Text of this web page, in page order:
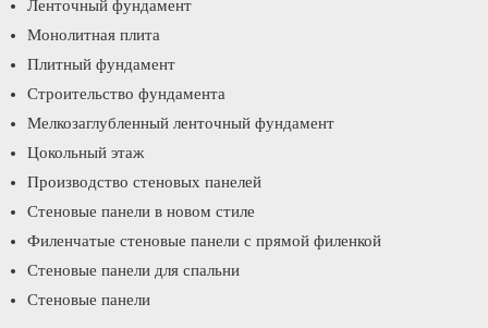
Ленточный фундамент
Монолитная плита
Плитный фундамент
Строительство фундамента
Мелкозаглубленный ленточный фундамент
Цокольный этаж
Производство стеновых панелей
Стеновые панели в новом стиле
Филенчатые стеновые панели с прямой филенкой
Стеновые панели для спальни
Стеновые панели